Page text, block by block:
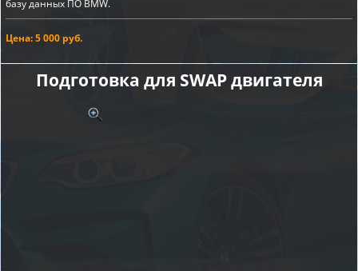
базу данных ПО BMW.
Цена: 5 000 руб.
Подготовка для SWAP двигателя